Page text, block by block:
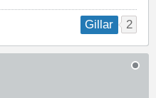
Gillar 2